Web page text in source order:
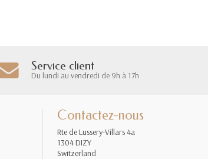
Service client
Du lundi au vendredi de 9h à 17h
Contactez-nous
Rte de Lussery-Villars 4a
1304 DIZY
Switzerland